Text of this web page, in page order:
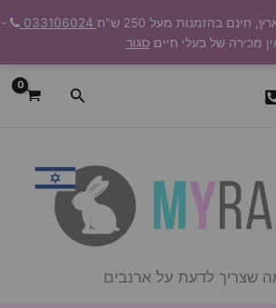
בהזמנות מעל 250 ש"ח
-
מכירה של בעלי חייםסגור
חיפוש
שצריך לדעת על ארנבים